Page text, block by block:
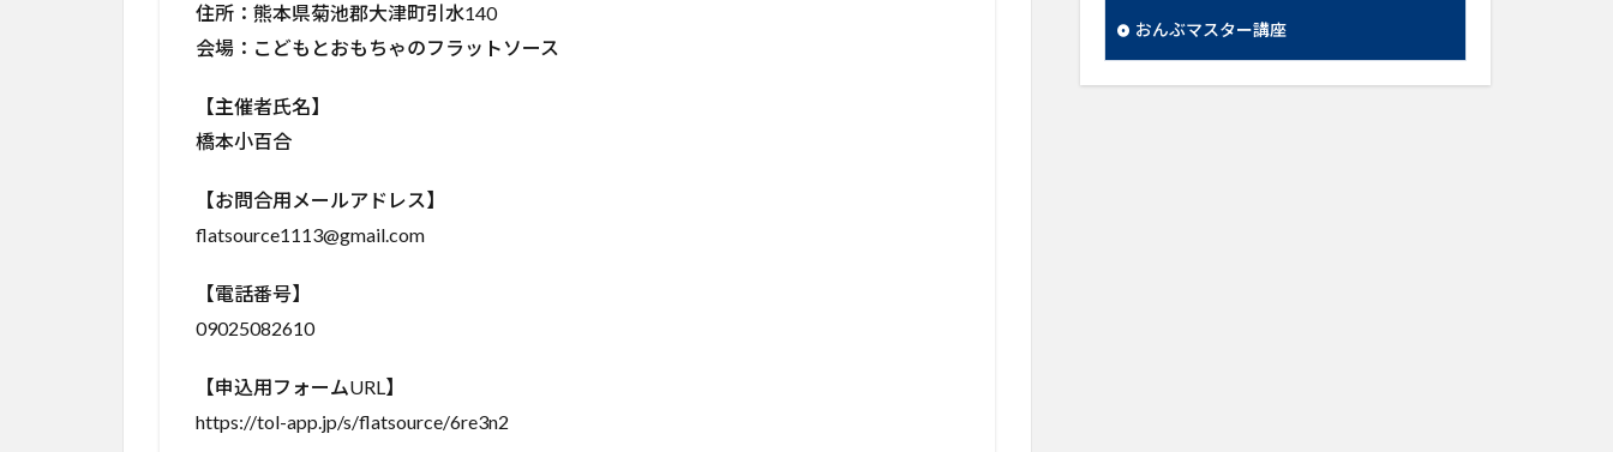
住所：熊本県菊池郡大津町引水140
会場：こどもとおもちゃのフラットソース
【主催者氏名】
橋本小百合
【お問合用メールアドレス】
flatsource1113@gmail.com
【電話番号】
09025082610
【申込用フォームURL】
https://tol-app.jp/s/flatsource/6re3n2
おんぶマスター講座